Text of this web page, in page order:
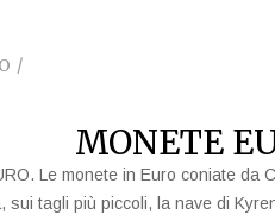
MONETE
Le monete in Euro coniate
tagli più piccoli, la nave di